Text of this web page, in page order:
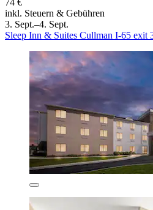
inkl. Steuern & Gebühren
3. Sept.–4. Sept.
Sleep Inn & Suites Cullman I-65 exit